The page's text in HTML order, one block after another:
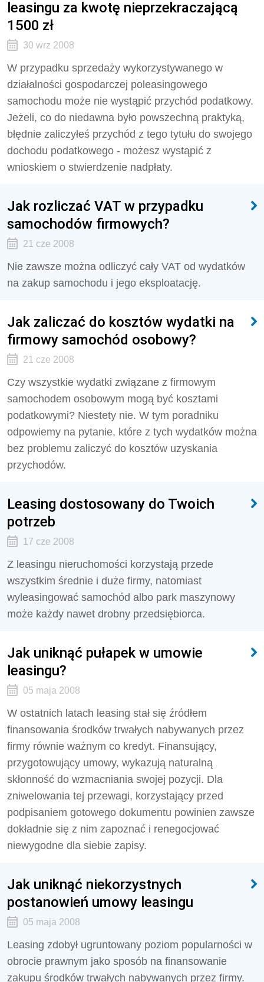
leasingu za kwotę nieprzekraczającą
1500 zł
30 wrz 2008
W przypadku sprzedaży wykorzystywanego w
działalności gospodarczej poleasingowego
samochodu może nie wystąpić przychód podatkowy.
Jeżeli, co do niedawna było powszechną praktyką,
błędnie zaliczyłeś przychód z tego tytułu do swojego
dochodu podatkowego - możesz wystąpić z
wnioskiem o stwierdzenie nadpłaty.
Jak rozliczać VAT w przypadku
samochodów firmowych?
21 cze 2008
Nie zawsze można odliczyć cały VAT od wydatków
na zakup samochodu i jego eksploatację.
Jak zaliczać do kosztów wydatki na
firmowy samochód osobowy?
21 cze 2008
Czy wszystkie wydatki związane z firmowym
samochodem osobowym mogą być kosztami
podatkowymi? Niestety nie. W tym poradniku
odpowiemy na pytanie, które z tych wydatków można
bez problemu zaliczyć do kosztów uzyskania
przychodów.
Leasing dostosowany do Twoich
potrzeb
17 cze 2008
Z leasingu nieruchomości korzystają przede
wszystkim średnie i duże firmy, natomiast
wyleasingować samochód albo park maszynowy
może każdy nawet drobny przedsiębiorca.
Jak uniknąć pułapek w umowie
leasingu?
05 maja 2008
W ostatnich latach leasing stał się źródłem
finansowania środków trwałych nabywanych przez
firmy równie ważnym co kredyt. Finansujący,
przygotowujący umowy, wykazują naturalną
skłonność do wzmacniania swojej pozycji. Dla
zniwelowania tej przewagi, korzystający przed
podpisaniem gotowego dokumentu powinien zawsze
dokładnie się z nim zapoznać i renegocjować
niewygodne dla siebie zapisy.
Jak uniknąć niekorzystnych
postanowień umowy leasingu
05 maja 2008
Leasing zdobył ugruntowany poziom popularności w
obrocie prawnym jako sposób na finansowanie
zakupu środków trwałych nabywanych przez firmy.